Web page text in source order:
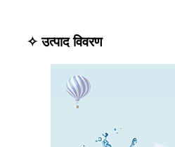
✧ उत्पाद विवरण